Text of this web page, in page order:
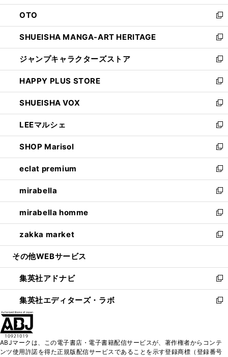
ウ
で
開
く
ン
ド
ウ
で
開
く
OTO
新
し
い
ウ
ィ
ン
ド
ウ
で
開
く
SHUEISHA MANGA-ART HERITAGE
新
し
い
ウ
ィ
ン
ド
ウ
で
開
く
ジャンプキャラクターズストア
新
し
い
ウ
ィ
ン
ド
ウ
で
開
く
HAPPY PLUS STORE
新
し
い
ウ
ィ
ン
ド
ウ
で
開
く
SHUEISHA VOX
新
し
い
ウ
ィ
ン
ド
ウ
で
開
く
LEEマルシェ
新
し
い
ウ
ィ
ン
ド
ウ
で
開
く
SHOP Marisol
新
し
い
ウ
ィ
ン
ド
ウ
で
開
eclat premium
新
し
い
ウ
ィ
ン
ド
ウ
開
く
mirabella
新
し
い
ウ
ィ
ン
ウ
で
開
く
mirabella homme
新
し
い
ウ
ン
ド
ウ
で
zakka market
新
し
ウ
ィ
ン
ド
く
その他WEBサービス
集英社アドナビ
新
し
い
ド
集英社エディターズ・ラボ
新
ィ
ABJマークは、この電子書店・電子書籍配信サービスが、著作権者からコンテ
ンツ使用許諾を得た正規版配信サービスであることを示す登録商標（登録番号